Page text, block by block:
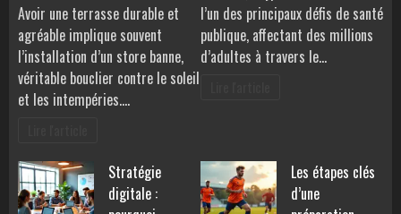
Avoir une terrasse durable et
agréable implique souvent
l’installation d’un store banne,
véritable bouclier contre le soleil
et les intempéries.…
l’un des principaux défis de santé
publique, affectant des millions
d’adultes à travers le…
Stratégie
digitale :
Les étapes clés
d’une